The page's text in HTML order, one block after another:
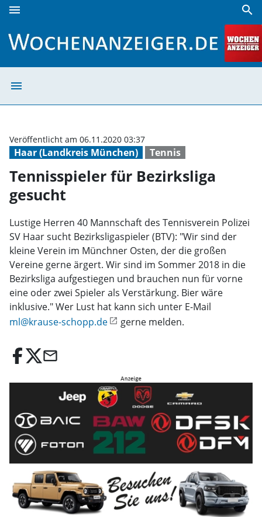
menu search
menu
Haar (Landkreis München) Tennis
Veröffentlicht am 06.11.2020 03:37
Tennisspieler für Bezirksliga
gesucht
Lustige Herren 40 Mannschaft des Tennisverein Polizei
SV Haar sucht Bezirksligaspieler (BTV): "Wir sind der
kleine Verein im Münchner Osten, der die großen
Vereine gerne ärgert. Wir sind im Sommer 2018 in die
Bezirksliga aufgestiegen und brauchen nun für vorne
eine oder zwei Spieler als Verstärkung. Bier wäre
inklusive." Wer Lust hat kann sich unter E-Mail
ml@krause-schopp.de
gerne melden.
email